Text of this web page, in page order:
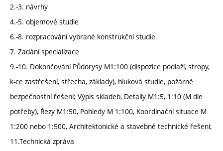
2.-3. návrhy
4.-5. objemové studie
6.-8. rozpracování vybrané konstrukční studie
7. Zadání specializace
9.-10. Dokončování Půdorysy M1:100 (dispozice podlaží, stropy,
k-ce zastřešení, střecha, základy), hluková studie, požárně
bezpečnostní řešení; Výpis skladeb, Detaily M1:5, 1:10 (M dle
potřeby), Řezy M1:50, Pohledy M 1:100, Koordinační situace M
1:200 nebo 1:500, Architektonické a stavebně technické řešení;
11.Technická zpráva